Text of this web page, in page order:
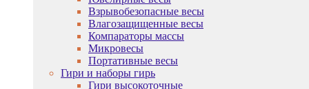
Взрывобезопасные весы
Влагозащищенные весы
Компараторы массы
Микровесы
Портативные весы
Гири и наборы гирь
Гири высокоточные